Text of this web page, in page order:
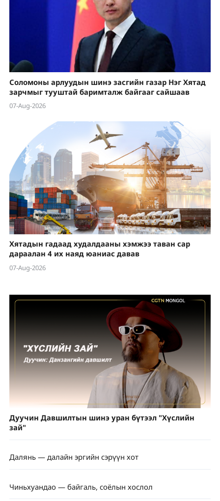
Соломоны арлуудын шинэ засгийн газар Нэг Хятад
зарчмыг тууштай баримталж байгааг сайшаав
07-Aug-2026
Хятадын гадаад худалдааны хэмжээ таван сар
дараалан 4 их наяд юаниас давав
07-Aug-2026
Дуучин Давшилтын шинэ уран бүтээл "Хүслийн
зай"
Далянь — далайн эргийн сэрүүн хот
Чиньхуандао — байгаль, соёлын хослол